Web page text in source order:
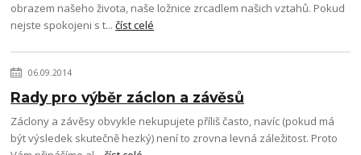
obrazem našeho života, naše ložnice zrcadlem našich vztahů. Pokud
nejste spokojeni s t...číst celé
06.09.2014
Rady pro výběr záclon a závěsů
Záclony a závěsy obvykle nekupujete příliš často, navíc (pokud má
být výsledek skutečně hezký) není to zrovna levná záležitost. Proto